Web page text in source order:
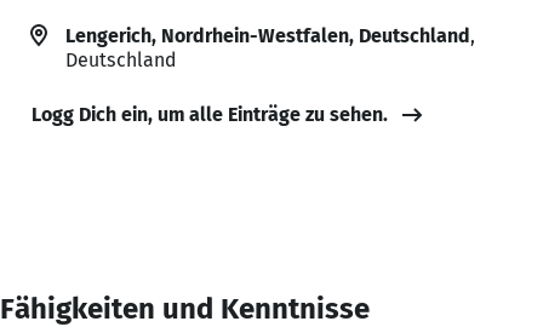
Lengerich, Nordrhein-Westfalen, Deutschland,
Deutschland
Logg Dich ein, um alle Einträge zu sehen.
Fähigkeiten und Kenntnisse